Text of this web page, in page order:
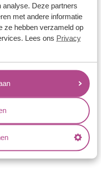
Deze partners
met andere informatie
ze hebben verzameld op
Lees ons Privacy